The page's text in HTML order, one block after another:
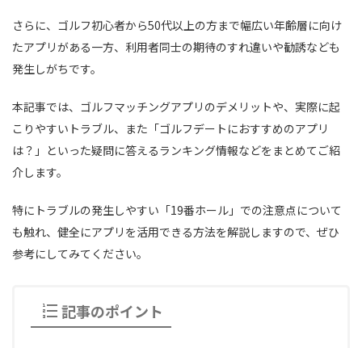
さらに、ゴルフ初心者から50代以上の方まで幅広い年齢層に向け
たアプリがある一方、利用者同士の期待のすれ違いや勧誘なども
発生しがちです。
本記事では、ゴルフマッチングアプリのデメリットや、実際に起
こりやすいトラブル、また「ゴルフデートにおすすめのアプリ
は？」といった疑問に答えるランキング情報などをまとめてご紹
介します。
特にトラブルの発生しやすい「19番ホール」での注意点について
も触れ、健全にアプリを活用できる方法を解説しますので、ぜひ
参考にしてみてください。
記事のポイント